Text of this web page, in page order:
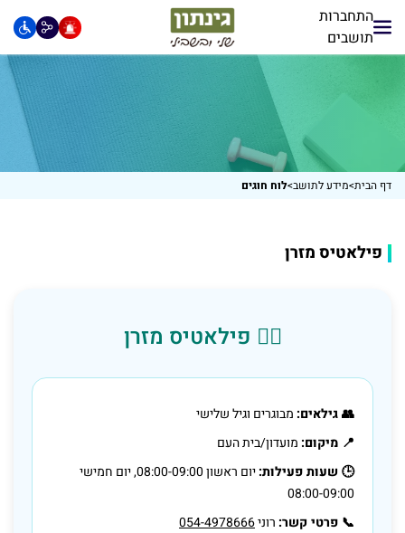
התחברות
תושבים
דף הבית>מידע לתושב>לוח חוגים
פילאטיס מזרן
🧘‍♀️ פילאטיס מזרן
👥 גילאים: מבוגרים וגיל שלישי
📍 מיקום: מועדון/בית העם
🕒 שעות פעילות:
יום ראשון 08:00-09:00, יום חמישי
08:00-09:00
📞 פרטי קשר: רוני054-4978666